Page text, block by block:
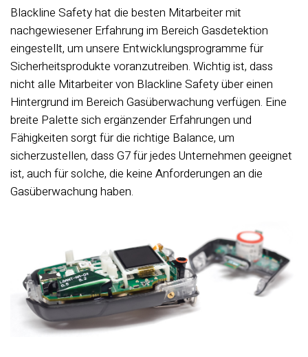
Blackline Safety hat die besten Mitarbeiter mit
nachgewiesener Erfahrung im Bereich Gasdetektion
eingestellt, um unsere Entwicklungsprogramme für
Sicherheitsprodukte voranzutreiben. Wichtig ist, dass
nicht alle Mitarbeiter von Blackline Safety über einen
Hintergrund im Bereich Gasüberwachung verfügen. Eine
breite Palette sich ergänzender Erfahrungen und
Fähigkeiten sorgt für die richtige Balance, um
sicherzustellen, dass G7 für jedes Unternehmen geeignet
ist, auch für solche, die keine Anforderungen an die
Gasüberwachung haben.